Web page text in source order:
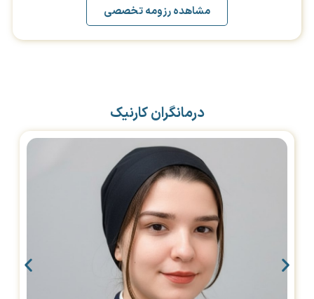
مشاهده رزومه تخصصی
درمانگران کارنیک